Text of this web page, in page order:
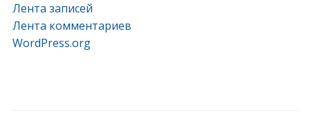
Лента записей
Лента комментариев
WordPress.org